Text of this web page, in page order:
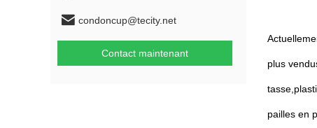
condoncup@tecity.net
Contact maintenant
plus
tasse,
pailles en